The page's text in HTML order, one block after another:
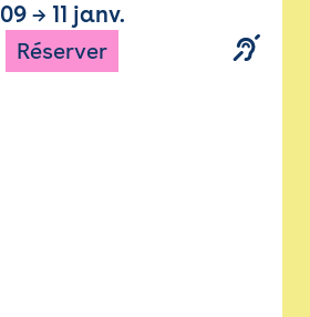
09→ 11 janv.
Réserver